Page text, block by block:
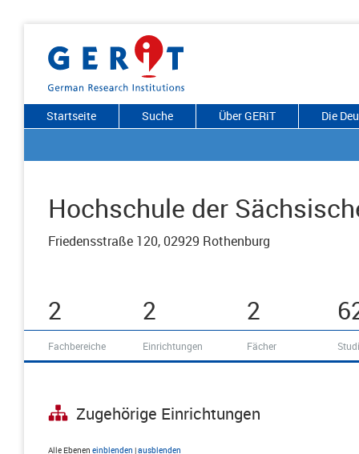
Startseite Suche Über GERiT Die
Hochschule der
Friedensstraße 120, 02929 Rothenburg
2 2 2
Fachbereiche Einrichtungen Fächer
Zugehörige Einrichtungen
Alle Ebenen einblenden |ausblenden